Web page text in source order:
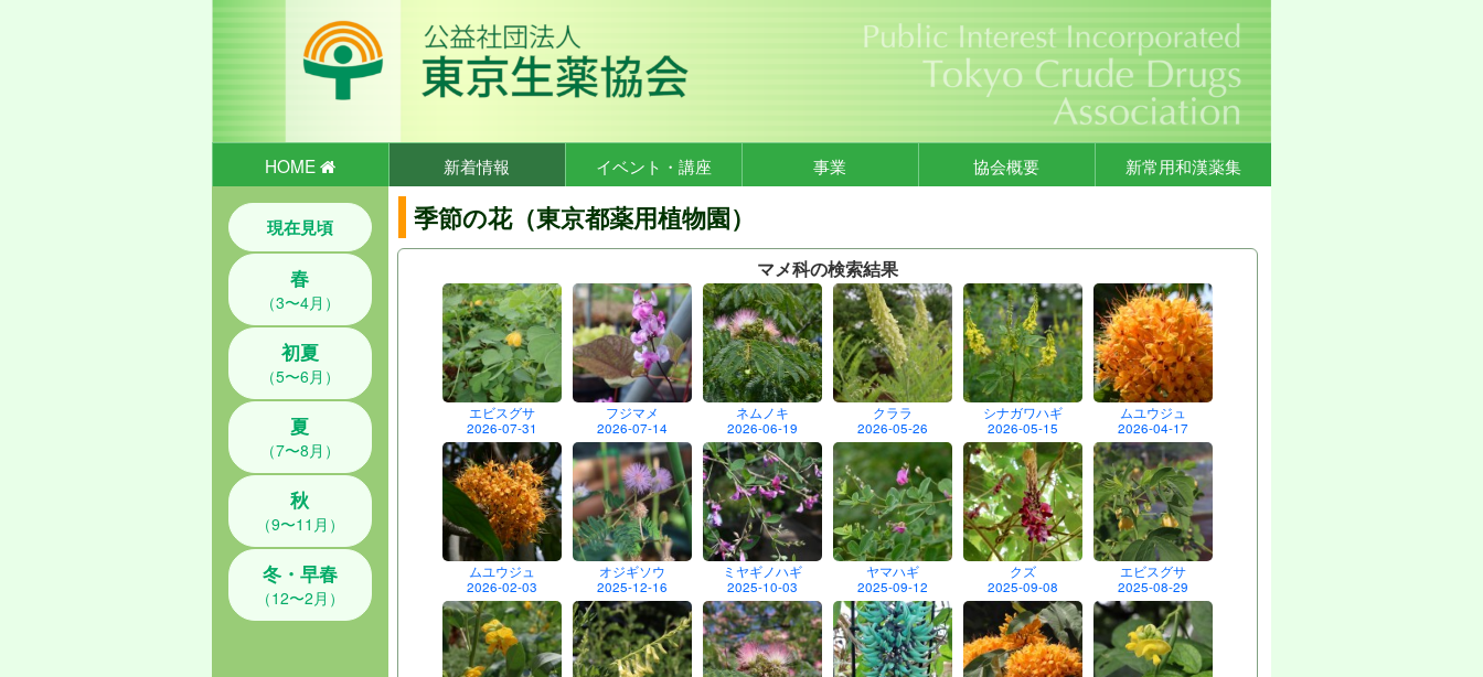
HOME 新着情報 イベント・講座 事業 協会概要 新常用和漢薬集
現在見頃
春
（3〜4月）
初夏
（5〜6月）
夏
（7〜8月）
秋
（9〜11月）
冬・早春
（12〜2月）
季節の花（東京都薬用植物園）
マメ科の検索結果
エビスグサ
2026-07-31
フジマメ
2026-07-14
ネムノキ
2026-06-19
クララ
2026-05-26
シナガワハギ
2026-05-15
ムユウジュ
2026-04-17
ムユウジュ
2026-02-03
オジギソウ
2025-12-16
ミヤギノハギ
2025-10-03
ヤマハギ
2025-09-12
クズ
2025-09-08
エビスグサ
2025-08-29